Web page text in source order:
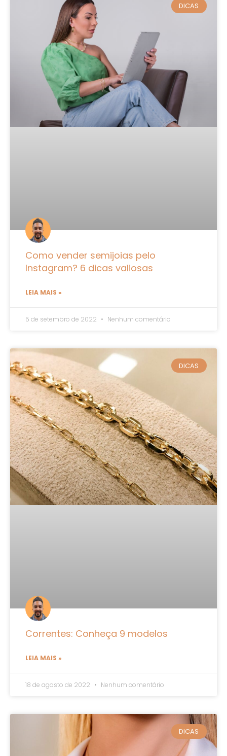
DICAS
Como vender semijoias pelo
Instagram? 6 dicas valiosas
LEIA MAIS »
5 de setembro de 2022 Nenhum comentário
DICAS
Correntes: Conheça 9 modelos
LEIA MAIS »
18 de agosto de 2022 Nenhum comentário
DICAS